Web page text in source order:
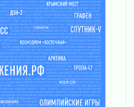
отреставрируют в
рубежам
школа
сентября
порядок на дорогах и в